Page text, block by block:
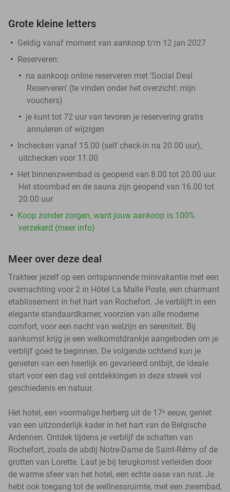
Grote kleine letters
Geldig vanaf moment van aankoop t/m 12 jan 2027
Reserveren:
na aankoop online reserveren met 'Social Deal
Reserveren' (te vinden onder het overzicht: mijn
vouchers)
je kunt tot 72 uur van tevoren je reservering gratis
annuleren of wijzigen
Inchecken vanaf 15.00 (self check-in na 20.00 uur),
uitchecken voor 11.00
Het binnenzwembad is geopend van 8.00 tot 20.00 uur.
Het stoombad en de sauna zijn geopend van 16.00 tot
20.00 uur
Koop zonder zorgen, want jouw aankoop is 100%
verzekerd (meer info)
Meer over deze deal
Trakteer jezelf op een ontspannende minivakantie met een
overnachting voor 2 in Hôtel La Malle Poste, een charmant
etablissement in het hart van Rochefort. Je verblijft in een
elegante standaardkamer, voorzien van alle moderne
comfort, voor een nacht van welzijn en sereniteit. Bij
aankomst krijg je een welkomstdrankje aangeboden om je
verblijf goed te beginnen. De volgende ochtend kun je
genieten van een heerlijk en gevarieerd ontbijt, de ideale
start voor een dag vol ontdekkingen in deze streek vol
geschiedenis en natuur.
Het hotel, een voormalige herberg uit de 17ᵉ eeuw, geniet
van een uitzonderlijk kader in het hart van de Belgische
Ardennen. Ontdek tijdens je verblijf de schatten van
Rochefort, zoals de abdij Notre-Dame de Saint-Rémy of de
grotten van Lorette. Laat je bij terugkomst verleiden door
de warme sfeer van het hotel, een echte oase van rust. Je
hebt ook toegang tot de wellnessruimte, met een zwembad,